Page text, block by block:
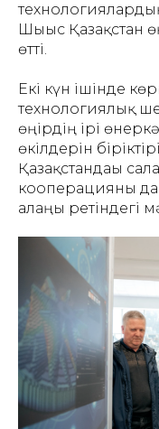
Шығыс Қазақстан
өтті.
Екі күн ішінде
технологиялық
өңірдің ірі
өкілдерін
Қазақстандағы
кооперацияны
алаңы ретіндегі